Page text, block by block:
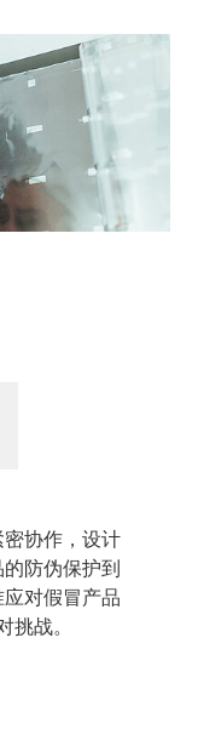
协作，设计
防伪保护到
对假冒产品
挑战。